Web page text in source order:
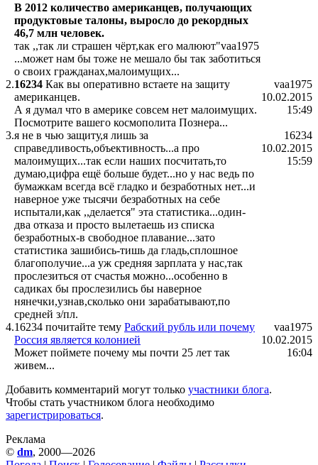
В 2012 количество американцев, получающих
продуктовые талоны, выросло до рекордных
46,7 млн человек.
так ,,так ли страшен чёрт,как его малюют"vaa1975
...может нам бы тоже не мешало бы так заботиться
о своих гражданах,малоимущих...
2.16234 Как вы оперативно встаете на защиту
американцев.
А я думал что в америке совсем нет малоимущих.
Посмотрите вашего космополита Познера...
vaa1975
10.02.2015
15:49
3.я не в чью защиту,я лишь за
справедливость,объективность...а про
малоимущих...так если наших посчитать,то
думаю,цифра ещё больше будет...но у нас ведь по
бумажкам всегда всё гладко и безработных нет...и
наверное уже тысячи безработных на себе
испытали,как ,,делается" эта статистика...один-
два отказа и просто вылетаешь из списка
безработных-в свободное плавание...зато
статистика зашибись-тишь да гладь,сплошное
благополучие...а уж средняя зарплата у нас,так
прослезиться от счастья можно...особенно в
садиках бы прослезились бы наверное
нянечки,узнав,сколько они зарабатывают,по
средней з/пл.
16234
10.02.2015
15:59
4.16234 почитайте тему Рабский рубль или почему
Россия является колонией
Может поймете почему мы почти 25 лет так
живем...
vaa1975
10.02.2015
16:04
Добавить комментарий могут только участники блога.
Чтобы стать участником блога необходимо
зарегистрироваться.
Реклама
© dm, 2000—2026